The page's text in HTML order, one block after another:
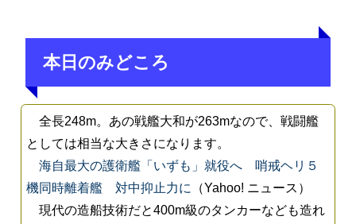
本日のみどころ
全長248m。あの戦艦大和が263mなので、戦闘艦
としては相当な大きさになります。
海自最大の護衛艦「いずも」就役へ 哨戒ヘリ５
機同時離着艦 対中抑止力に
（Yahoo! ニュース）
現代の造船技術だと400m級のタンカーなども造れ